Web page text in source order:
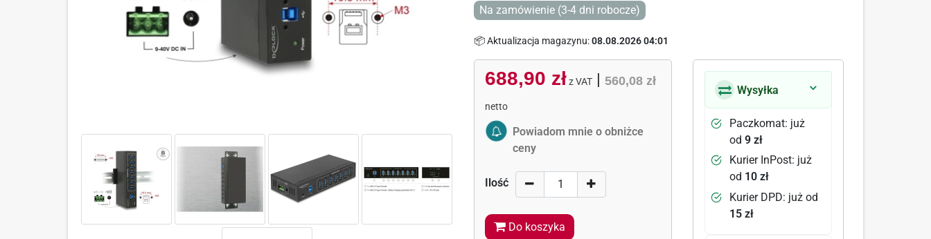
Na zamówienie (3-4 dni robocze)
📦 Aktualizacja magazynu:08.08.2026 04:01
688,90 zł z VAT| 560,08 zł
netto
Activate Price Alert
Powiadom mnie o obniżce
ceny
Ilość
Do koszyka
Wysyłka
Paczkomat: już
od9 zł
Kurier InPost: już
od 10 zł
Kurier DPD: już od
15 zł